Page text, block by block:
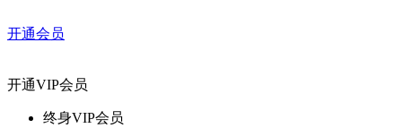
开通会员
开通VIP会员
终身VIP会员